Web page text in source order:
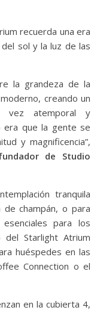
recuerda una era
sol y la luz de las
la grandeza de la
creando un
atemporal y
era que la gente se
y magnificencia”,
de Studio
tranquila
champán, o para
para los
del Starlight Atrium
huéspedes en las
Connection o el
en la cubierta 4,